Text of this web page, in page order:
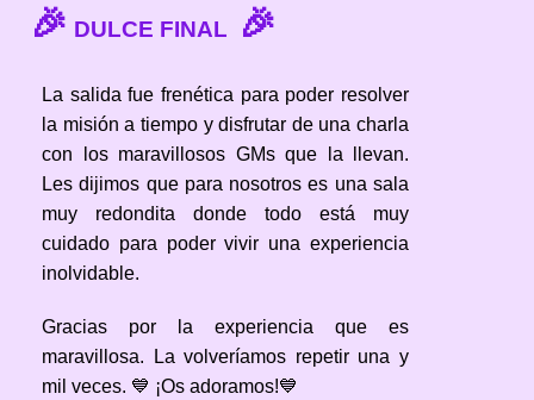
🎉 DULCE FINAL 🎉
La salida fue frenética para poder resolver
la misión a tiempo y disfrutar de una charla
con los maravillosos GMs que la llevan.
Les dijimos que para nosotros es una sala
muy redondita donde todo está muy
cuidado para poder vivir una experiencia
inolvidable.
Gracias por la experiencia que es
maravillosa. La volveríamos repetir una y
mil veces. 💙 ¡Os adoramos!💙